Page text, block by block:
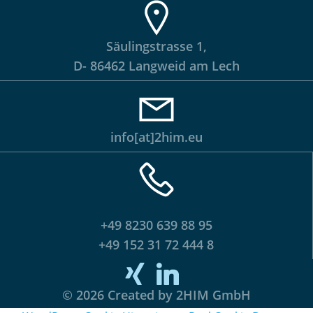
Säulingstrasse 1,
D- 86462 Langweid am Lech
info[at]2him.eu
+49 8230 639 88 95
+49 152 31 72 444 8
© 2026 Created by 2HIM GmbH